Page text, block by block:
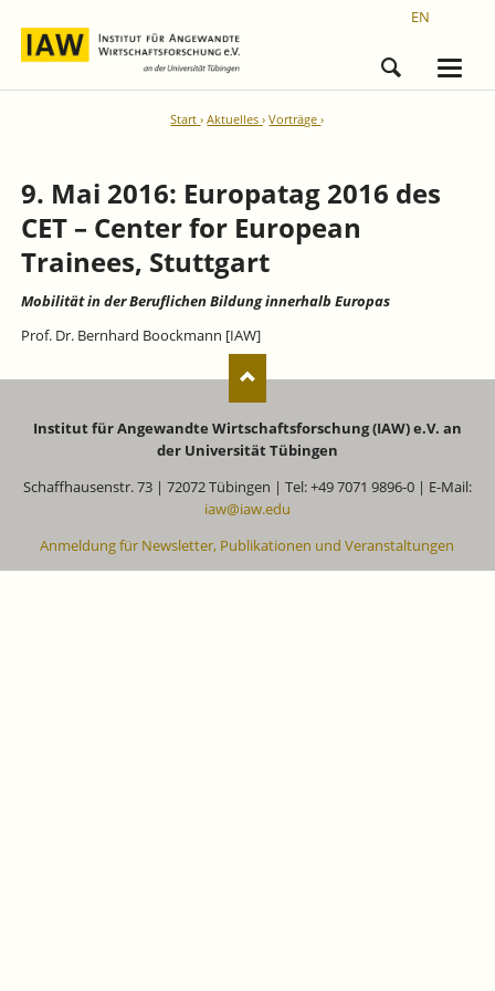
EN
Start Aktuelles Vorträge
9. Mai 2016: Europatag 2016 des
CET – Center for European
Trainees, Stuttgart
Mobilität in der Beruflichen Bildung innerhalb Europas
Prof. Dr. Bernhard Boockmann [IAW]
Institut für Angewandte Wirtschaftsforschung (IAW) e.V. an
der Universität Tübingen
Schaffhausenstr. 73 | 72072 Tübingen | Tel: +49 7071 9896-0 | E-Mail:
iaw@iaw.edu
Anmeldung für Newsletter, Publikationen und Veranstaltungen